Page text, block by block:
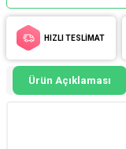
HIZLI TESLİMAT
Ürün Açıklaması